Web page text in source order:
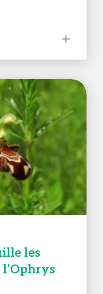
les